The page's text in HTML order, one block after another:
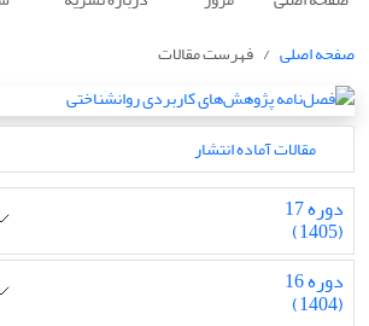
صفحه اصلی
فهرست مقالات
مقالات آماده انتشار
دوره 17
(1405)
دوره 16
(1404)